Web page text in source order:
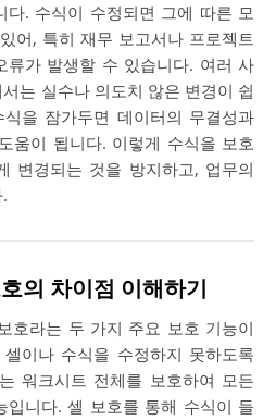
다. 수식이 수정되면 그에 따른 모
어, 특히 재무 보고서나 프로젝트
류가 발생할 수 있습니다. 여러 사
는 실수나 의도치 않은 변경이 쉽
을 잠가두면 데이터의 무결성과
움이 됩니다. 이렇게 수식을 보호
변경되는 것을 방지하고, 업무의
의 차이점 이해하기
호라는 두 가지 주요 보호 기능이
이나 수식을 수정하지 못하도록
워크시트 전체를 보호하여 모든
입니다. 셀 보호를 통해 수식이 들